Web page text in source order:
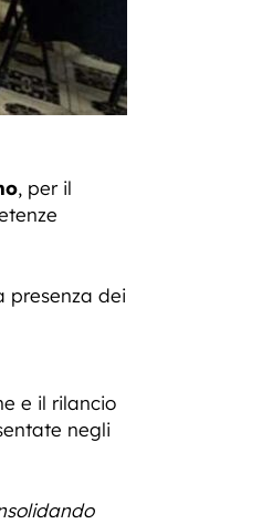
, per il
presenza dei
e il rilancio
negli